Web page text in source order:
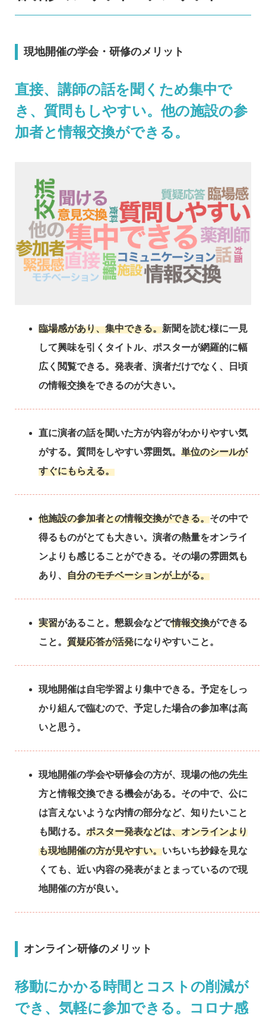
現地開催の学会・研修のメリット
直接、講師の話を聞くため集中で
き、質問もしやすい。他の施設の参
加者と情報交換ができる。
臨場感があり、集中できる。新聞を読む様に一見
して興味を引くタイトル、ポスターが網羅的に幅
広く閲覧できる。発表者、演者だけでなく、日頃
の情報交換をできるのが大きい。
直に演者の話を聞いた方が内容がわかりやすい気
がする。質問をしやすい雰囲気。 単位のシールが
すぐにもらえる。
他施設の参加者との情報交換ができる。その中で
得るものがとても大きい。演者の熱量をオンライ
ンよりも感じることができる。その場の雰囲気も
あり、 自分のモチベーションが上がる。
実習があること。懇親会などで情報交換ができる
こと。 質疑応答が活発になりやすいこと。
現地開催は自宅学習より集中できる。予定をしっ
かり組んで臨むので、予定した場合の参加率は高
いと思う。
現地開催の学会や研修会の方が、現場の他の先生
方と情報交換できる機会がある。その中で、公に
は言えないような内情の部分など、知りたいこと
も聞ける。 ポスター発表などは、オンラインより
も現地開催の方が見やすい。いちいち抄録を見な
くても、近い内容の発表がまとまっているので現
地開催の方が良い。
オンライン研修のメリット
移動にかかる時間とコストの削減が
でき、気軽に参加できる。コロナ感